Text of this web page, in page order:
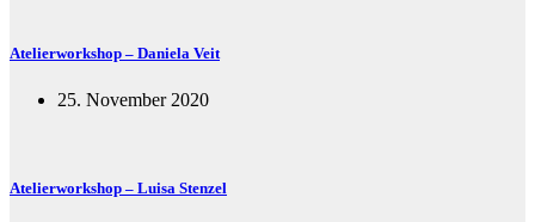
Atelierworkshop – Daniela Veit
25. November 2020
Atelierworkshop – Luisa Stenzel